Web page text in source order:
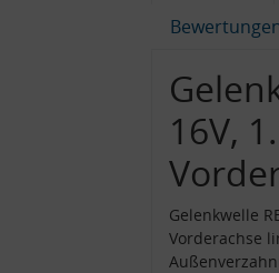
16V,
Gelenkwelle
Vorderachse